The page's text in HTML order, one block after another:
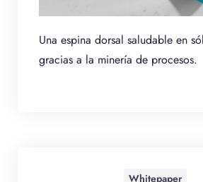
Una espina dorsal saludable en
gracias a la minería de procesos.
Whitepaper